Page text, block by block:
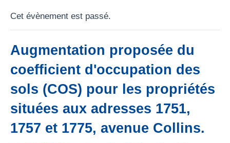
Cet évènement est passé.
Augmentation proposée du
coefficient d'occupation des
sols (COS) pour les propriétés
situées aux adresses 1751,
1757 et 1775, avenue Collins.